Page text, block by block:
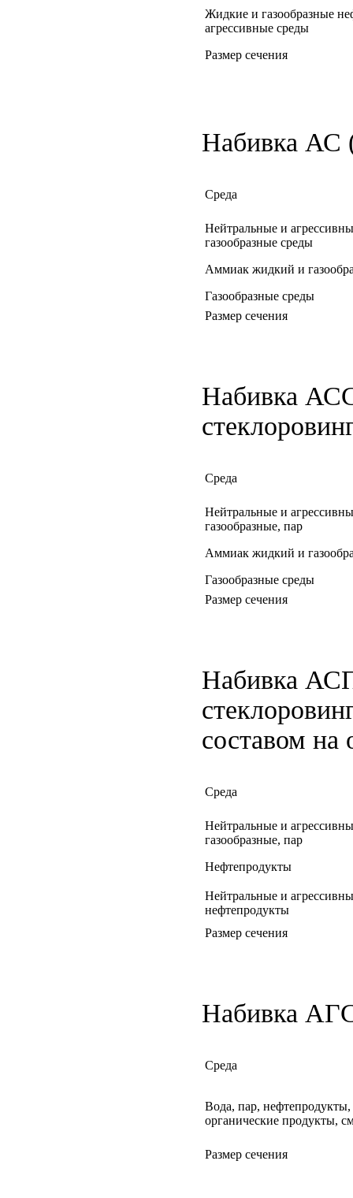
Жидкие и газообразные
агрессивные среды
Размер сечения
Набивка АС
Среда
Нейтральные и
газообразные среды
Аммиак жидкий и
Газообразные среды
Размер сечения
Набивка АСС
Среда
Нейтральные и
газообразные, пар
Аммиак жидкий и
Газообразные среды
Размер сечения
Набивка
составом на
Среда
Нейтральные и
газообразные, пар
Нефтепродукты
Нейтральные и
нефтепродукты
Размер сечения
Набивка АГС
Среда
Вода, пар,
органические продукты,
Размер сечения